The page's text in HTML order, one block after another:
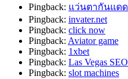
Pingback: แว่นตากันแด
Pingback: invater.net
Pingback: click now
Pingback: Aviator game
Pingback: 1xbet
Pingback: Las Vegas
Pingback: slot machines